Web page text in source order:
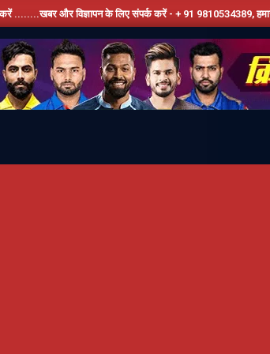
के लिए संपर्क करें - + 91 9810534389, हमारे फेसबूक पेज को